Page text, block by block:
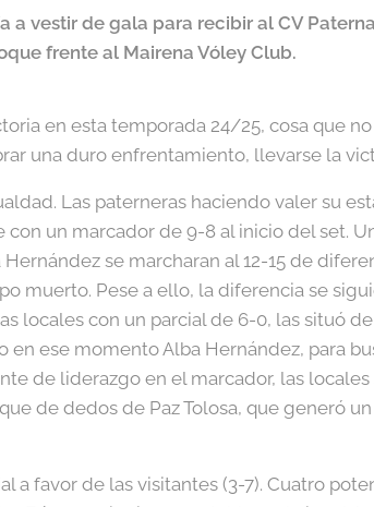
a vestir de gala para recibir al CV
frente al Mairena Vóley Club.
en esta temporada 24/25, cosa que
una duro enfrentamiento, llevarse la
Las paterneras haciendo valer su
un marcador de 9-8 al inicio del set.
se marcharan al 12-15 de
muerto. Pese a ello, la diferencia se
locales con un parcial de 6-0, las situó
en ese momento Alba Hernández, para
de liderazgo en el marcador, las
de dedos de Paz Tolosa, que generó
a favor de las visitantes (3-7). Cuatro